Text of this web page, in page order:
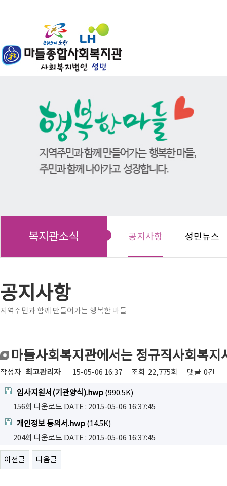
복지관소식 공지사항 성민뉴스
공지사항
지역주민과 함께 만들어가는 행복한 마들
마들사회복지관에서는 정규직사회복
작성자 최고관리자 15-05-06 16:37 조회 22,775회 댓글 0건
입사지원서(기관양식).hwp (990.5K)
156회 다운로드 DATE : 2015-05-06 16:37:45
개인정보 동의서.hwp (14.5K)
204회 다운로드 DATE : 2015-05-06 16:37:45
이전글 다음글